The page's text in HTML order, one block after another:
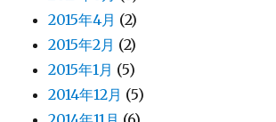
2015年4月 (2)
2015年2月 (2)
2015年1月 (5)
2014年12月 (5)